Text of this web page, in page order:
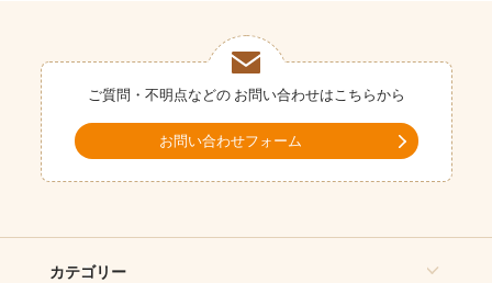
ご質問・不明点などの お問い合わせはこちらから
お問い合わせフォーム
カテゴリー